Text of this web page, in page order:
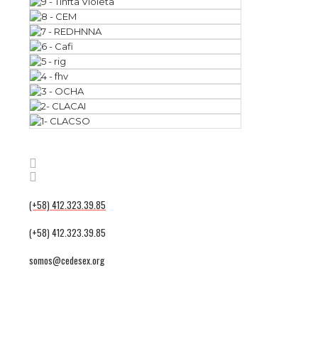
(+58) 412.323.39.85
(+58) 412.323.39.85
somos@cedesex.org